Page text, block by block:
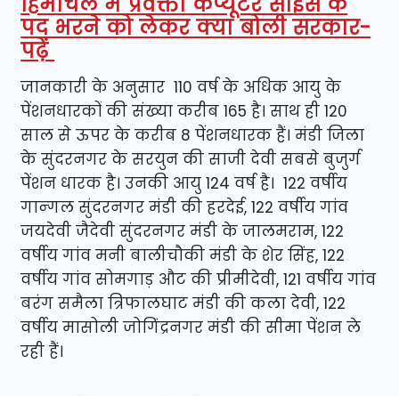
पद भरने को लेकर क्या बोली सरकार-
पढ़ें
जानकारी के अनुसार 110 वर्ष के अधिक आयु के
पेंशनधारकों की संख्या करीब 165 है। साथ ही 120
साल से ऊपर के करीब 8 पेंशनधारक हैं। मंडी जिला
के सुंदरनगर के सरयुन की साजी देवी सबसे बुजुर्ग
पेंशन धारक है। उनकी आयु 124 वर्ष है। 122 वर्षीय
गान्गल सुंदरनगर मंडी की हरदेई, 122 वर्षीय गांव
जयदेवी जैदेवी सुंदरनगर मंडी के जालमराम, 122
वर्षीय गांव मनी बालीचौकी मंडी के शेर सिंह, 122
वर्षीय गांव सोमगाड़ औट की प्रीमीदेवी, 121 वर्षीय गांव
बरंग समैला त्रिफालघाट मंडी की कला देवी, 122
वर्षीय मासोली जोगिंद्रनगर मंडी की सीमा पेंशन ले
रही हैं।